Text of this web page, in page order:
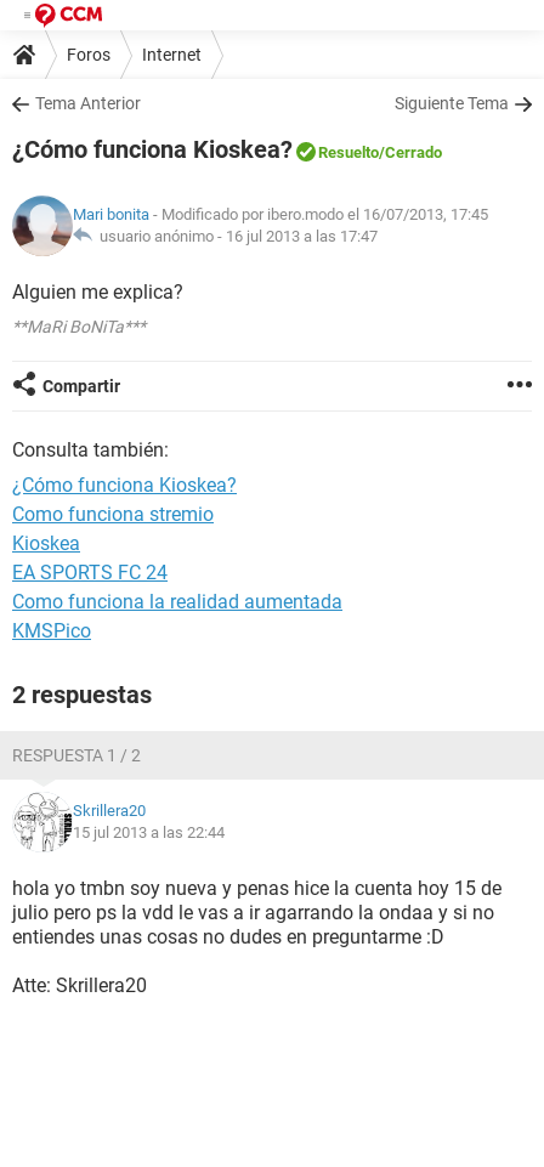
Foros Internet
Tema Anterior Siguiente Tema
¿Cómo funciona Kioskea? Resuelto/Cerrado
Mari bonita - Modificado por ibero.modo el 16/07/2013, 17:45
usuario anónimo - 16 jul 2013 a las 17:47
Alguien me explica?
**MaRi BoNiTa***
Compartir
Consulta también:
¿Cómo funciona Kioskea?
Como funciona stremio
Kioskea
EA SPORTS FC 24
Como funciona la realidad aumentada
KMSPico
2 respuestas
RESPUESTA 1 / 2
Skrillera20
15 jul 2013 a las 22:44
hola yo tmbn soy nueva y penas hice la cuenta hoy 15 de
julio pero ps la vdd le vas a ir agarrando la ondaa y si no
entiendes unas cosas no dudes en preguntarme :D
Atte: Skrillera20